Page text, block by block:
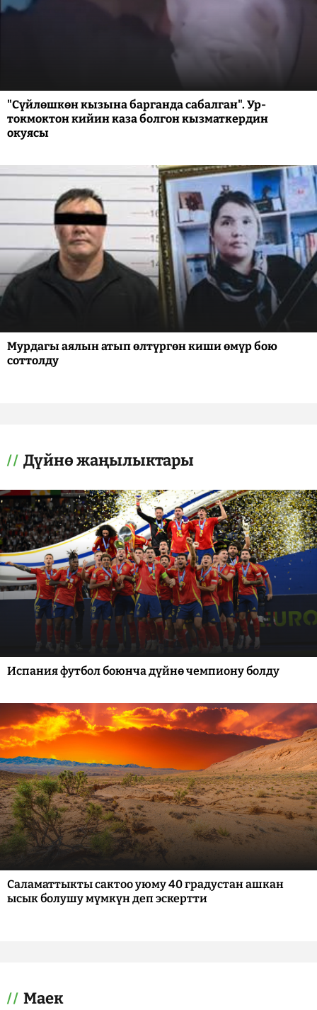
"Сүйлөшкөн кызына барганда сабалган". Ур-
токмоктон кийин каза болгон кызматкердин
окуясы
Мурдагы аялын атып өлтүргөн киши өмүр бою
соттолду
Дүйнө жаңылыктары
Испания футбол боюнча дүйнө чемпиону болду
Саламаттыкты сактоо уюму 40 градустан ашкан
ысык болушу мүмкүн деп эскертти
Маек